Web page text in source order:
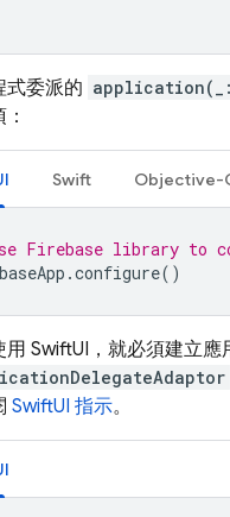
式委派的
Swift Objective-
Firebase library to
.configure()
用 SwiftUI，就必須建立應
SwiftUI 指示。